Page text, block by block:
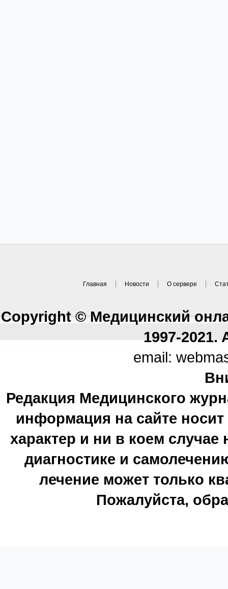
Главная Новости О сервере
Copyright © Медицинский
1997-2021.
email:
Редакция Медицинского
информация на сайте
характер и ни в коем
диагностике и
лечение может только
Пожалуйста,